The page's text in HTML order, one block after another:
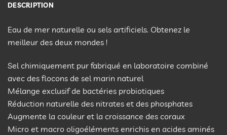
DESCRIPTION
Eau de mer naturelle ou sels artificiels. Obtenez le
meilleur des deux mondes !
Sel chimiquement pur fabriqué en laboratoire combiné
avec des flocons de sel marin naturel
Mélange exclusif de bactéries probiotiques
Réduction naturelle des nitrates et des phosphates
Augmente la couleur et la croissance des coraux
Micro et macro oligoéléments enrichis en acides aminés